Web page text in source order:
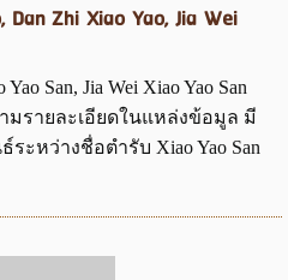
Zhi Xiao Yao, Jia Wei
San, Jia Wei Xiao Yao San
ามรายละเอียดในแหล่งข้อมูล มี
ะหว่างชื่อตำรับ Xiao Yao San